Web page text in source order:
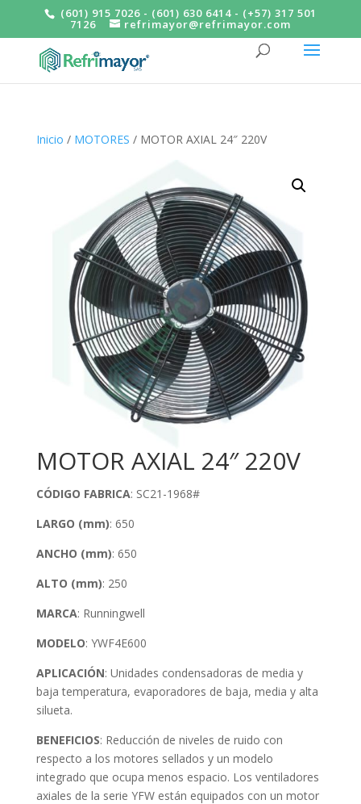
(601) 915 7026 - (601) 630 6414 - (+57) 317 501
7126 refrimayor@refrimayor.com
Inicio / MOTORES / MOTOR AXIAL 24″ 220V
MOTOR AXIAL 24″ 220V
CÓDIGO FABRICA: SC21-1968#
LARGO (mm): 650
ANCHO (mm): 650
ALTO (mm): 250
MARCA: Runningwell
MODELO: YWF4E600
APLICACIÓN: Unidades condensadoras de media y
baja temperatura, evaporadores de baja, media y alta
silueta.
BENEFICIOS: Reducción de niveles de ruido con
respecto a los motores sellados y un modelo
integrado que ocupa menos espacio. Los ventiladores
axiales de la serie YFW están equipados con un motor